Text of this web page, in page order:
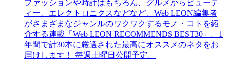
ファッションや時計はもちろん、グルメからビューテ
ィー、エレクトロニクスなどなど、Web LEON編集者
がさまざまなジャンルのワクワクするモノ・コトを紹
介する連載「Web LEON RECOMMENDS BEST30」。1
年間で計30本に厳選された最高にオススメのネタをお
届けします！ 毎週土曜日公開予定。